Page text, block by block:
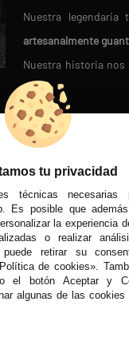
Nuestra
artesanalmente
Nuestra historia nos
fútbol moderno en
Miles de clientes
En Condor 1935,
PAGO
tu privacidad
técnicas necesarias
Es posible que
la experiencia
o realizar
retirar su
de cookies».
el botón Aceptar y
algunas de las